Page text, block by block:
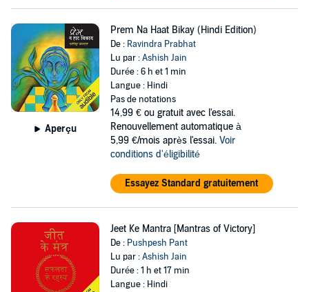
Aperçu
Prem Na Haat Bikay (Hindi Edition)
De : Ravindra Prabhat
Lu par :Ashish Jain
Durée : 6 h et 1 min
Langue : Hindi
Pas de notations
14,99 € ou gratuit avec l'essai.
Renouvellement automatique à
5,99 €/mois après l'essai. Voir
conditions d'éligibilité
Essayez Standard gratuitement
Jeet Ke Mantra [Mantras of Victory]
De : Pushpesh Pant
Lu par :Ashish Jain
Durée : 1 h et 17 min
Langue : Hindi